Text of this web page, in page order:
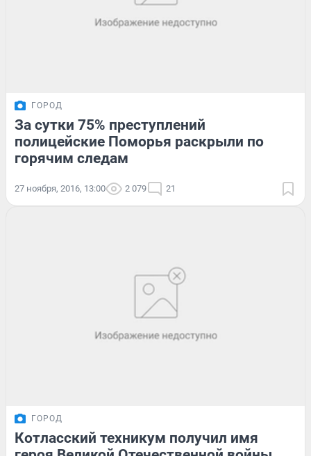
ГОРОД
За сутки 75% преступлений
полицейские Поморья раскрыли по
горячим следам
27 ноября, 2016, 13:00 2 079 21
ГОРОД
Котласский техникум получил имя